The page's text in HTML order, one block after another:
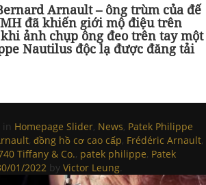
Arnault – ông trùm của đế
đã khiến giới mộ điệu trên
ảnh chụp ông đeo trên tay một
Nautilus độc lạ được đăng tải
in Homepage Slider, News, Patek Philippe
, đồng hồ cơ cao cấp, Frédéric Arnault,
Tiffany & Co., patek philippe, Patek
01/2022 by Victor Leung.